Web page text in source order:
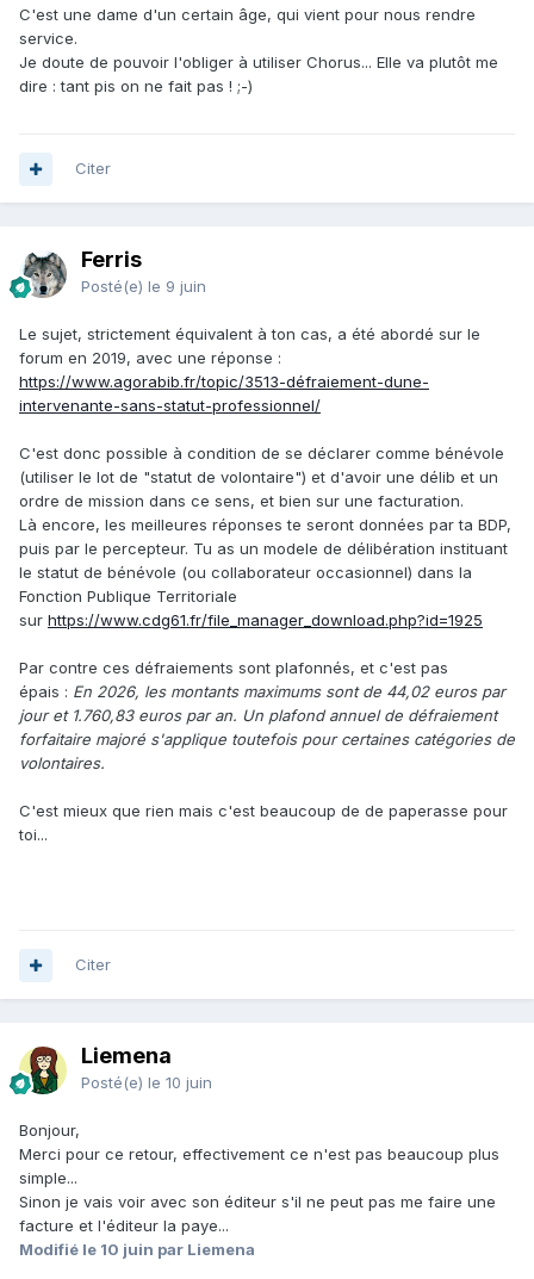
C'est une dame d'un certain âge, qui vient pour nous rendre
service.
Je doute de pouvoir l'obliger à utiliser Chorus... Elle va plutôt me
dire : tant pis on ne fait pas ! ;-)
Citer
Ferris
Posté(e) le 9 juin
Le sujet, strictement équivalent à ton cas, a été abordé sur le
forum en 2019, avec une réponse :
https://www.agorabib.fr/topic/3513-défraiement-dune-
intervenante-sans-statut-professionnel/
C'est donc possible à condition de se déclarer comme bénévole
(utiliser le lot de "statut de volontaire") et d'avoir une délib et un
ordre de mission dans ce sens, et bien sur une facturation.
Là encore, les meilleures réponses te seront données par ta BDP,
puis par le percepteur. Tu as un modele de délibération instituant
le statut de bénévole (ou collaborateur occasionnel) dans la
Fonction Publique Territoriale
sur https://www.cdg61.fr/file_manager_download.php?id=1925
Par contre ces défraiements sont plafonnés, et c'est pas
épais : En 2026, les montants maximums sont de 44,02 euros par
jour et 1.760,83 euros par an. Un plafond annuel de défraiement
forfaitaire majoré s'applique toutefois pour certaines catégories de
volontaires.
C'est mieux que rien mais c'est beaucoup de de paperasse pour
toi...
Citer
Liemena
Posté(e) le 10 juin
Bonjour,
Merci pour ce retour, effectivement ce n'est pas beaucoup plus
simple...
Sinon je vais voir avec son éditeur s'il ne peut pas me faire une
facture et l'éditeur la paye...
Modifié le 10 juin par Liemena